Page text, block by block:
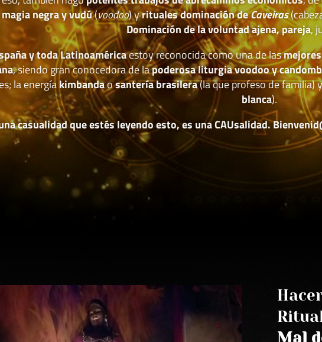
magia negra y vudú(voodoo) yrituales dominación deCaveiras
Dominación de la voluntad ajena, pareja,
y toda Latinoaméricaestoy reconocida como una de las
, siendo gran conocedora de lapoderosa liturgia voodoo y
la energíakimbandaosantería brasilera(la que profeso de familia)
blanca).
casualidad que estés leyendo esto, es una CAUsalidad.
Mal